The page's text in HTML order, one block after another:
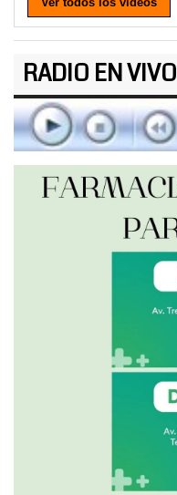
RADIO EN VIVO